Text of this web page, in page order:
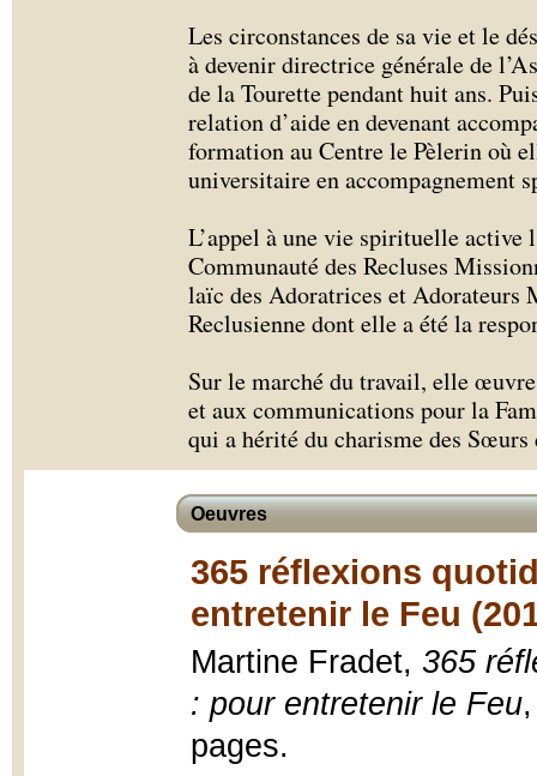
Les circonstances de sa vie et le
à devenir directrice générale de
de la Tourette pendant huit ans.
relation d’aide en devenant
formation au Centre le Pèlerin où
universitaire en accompagnement
L’appel à une vie spirituelle active
Communauté des Recluses
laïc des Adoratrices et Adorateurs
Reclusienne dont elle a été la
Sur le marché du travail, elle
et aux communications pour la
qui a hérité du charisme des
Oeuvres
365 réflexions
entretenir le Feu
Martine Fradet, 365
: pour entretenir le Feu
pages.